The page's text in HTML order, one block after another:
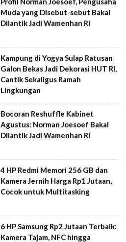
Muda yang Disebut-sebut Bakal
Dilantik Jadi Wamenhan RI
Kampung di Yogya Sulap Ratusan
Galon Bekas Jadi Dekorasi HUT RI,
Cantik Sekaligus Ramah
Lingkungan
Bocoran Reshuffle Kabinet
Agustus: Norman Joesoef Bakal
Dilantik Jadi Wamenhan RI
4 HP Redmi Memori 256 GB dan
Kamera Jernih Harga Rp1 Jutaan,
Cocok untuk Multitasking
6 HP Samsung Rp2 Jutaan Terbaik:
Kamera Tajam, NFC hingga